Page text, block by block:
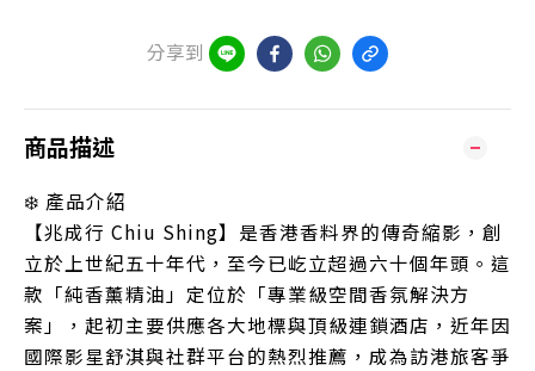
分享到
商品描述
❄️ 產品介紹
【兆成行 Chiu Shing】是香港香料界的傳奇縮影，創
立於上世紀五十年代，至今已屹立超過六十個年頭。這
款「純香薰精油」定位於「專業級空間香氛解決方
案」，起初主要供應各大地標與頂級連鎖酒店，近年因
國際影星舒淇與社群平台的熱烈推薦，成為訪港旅客爭